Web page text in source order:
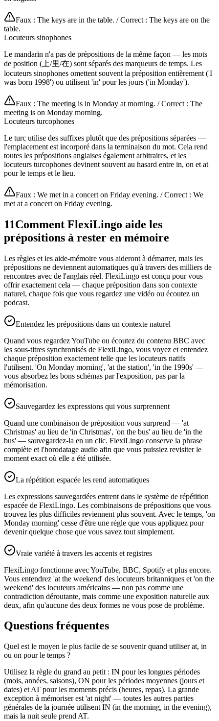
Faux : The keys are in the table. / Correct : The keys are on the
table.
Locuteurs sinophones
Le mandarin n'a pas de prépositions de la même façon — les mots
de position (上/里/在) sont séparés des marqueurs de temps. Les
locuteurs sinophones omettent souvent la préposition entièrement ('I
was born 1998') ou utilisent 'in' pour les jours ('in Monday').
Faux : The meeting is in Monday at morning. / Correct : The
meeting is on Monday morning.
Locuteurs turcophones
Le turc utilise des suffixes plutôt que des prépositions séparées —
l'emplacement est incorporé dans la terminaison du mot. Cela rend
toutes les prépositions anglaises également arbitraires, et les
locuteurs turcophones devinent souvent au hasard entre in, on et at
pour le temps et le lieu.
Faux : We met in a concert on Friday evening. / Correct : We
met at a concert on Friday evening.
11Comment FlexiLingo aide les
prépositions à rester en mémoire
Les règles et les aide-mémoire vous aideront à démarrer, mais les
prépositions ne deviennent automatiques qu'à travers des milliers de
rencontres avec de l'anglais réel. FlexiLingo est conçu pour vous
offrir exactement cela — chaque préposition dans son contexte
naturel, chaque fois que vous regardez une vidéo ou écoutez un
podcast.
Entendez les prépositions dans un contexte naturel
Quand vous regardez YouTube ou écoutez du contenu BBC avec
les sous-titres synchronisés de FlexiLingo, vous voyez et entendez
chaque préposition exactement telle que les locuteurs natifs
l'utilisent. 'On Monday morning', 'at the station', 'in the 1990s' —
vous absorbez les bons schémas par l'exposition, pas par la
mémorisation.
Sauvegardez les expressions qui vous surprennent
Quand une combinaison de préposition vous surprend — 'at
Christmas' au lieu de 'in Christmas', 'on the bus' au lieu de 'in the
bus' — sauvegardez-la en un clic. FlexiLingo conserve la phrase
complète et l'horodatage audio afin que vous puissiez revisiter le
moment exact où elle a été utilisée.
La répétition espacée les rend automatiques
Les expressions sauvegardées entrent dans le système de répétition
espacée de FlexiLingo. Les combinaisons de prépositions que vous
trouvez les plus difficiles reviennent plus souvent. Avec le temps, 'on
Monday morning' cesse d'être une règle que vous appliquez pour
devenir quelque chose que vous savez tout simplement.
Vraie variété à travers les accents et registres
FlexiLingo fonctionne avec YouTube, BBC, Spotify et plus encore.
Vous entendrez 'at the weekend' des locuteurs britanniques et 'on the
weekend' des locuteurs américains — non pas comme une
contradiction déroutante, mais comme une exposition naturelle aux
deux, afin qu'aucune des deux formes ne vous pose de problème.
Questions fréquentes
Quel est le moyen le plus facile de se souvenir quand utiliser at, in
ou on pour le temps ?
Utilisez la règle du grand au petit : IN pour les longues périodes
(mois, années, saisons), ON pour les périodes moyennes (jours et
dates) et AT pour les moments précis (heures, repas). La grande
exception à mémoriser est 'at night' — toutes les autres parties
générales de la journée utilisent IN (in the morning, in the evening),
mais la nuit seule prend AT.